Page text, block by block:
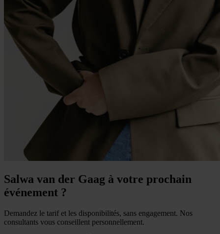
Salwa van der Gaag à votre prochain
événement ?
Demandez le tarif et les disponibilités, sans engagement. Nos
consultants vous conseillent personnellement.